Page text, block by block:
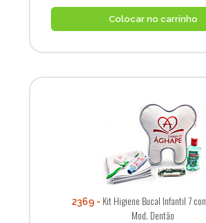
Colocar no carrinho
2369
Kit Higiene Bucal Infantil 7
Mod. Dentão